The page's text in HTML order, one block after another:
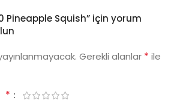
Pineapple Squish” için yorum
Gerekli alanlar * ile
*